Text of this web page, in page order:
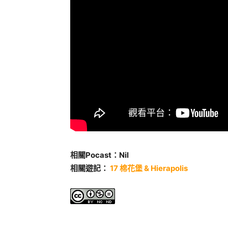
相關Pocast：Nil
相關遊記： 17 棉花堡 & Hierapolis